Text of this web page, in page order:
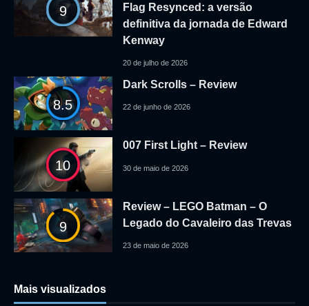
9
Flag Resynced: a versão
definitiva da jornada de Edward
Kenway
20 de julho de 2026
8.5
Dark Scrolls – Review
22 de junho de 2026
10
007 First Light – Review
30 de maio de 2026
9
Review – LEGO Batman – O
Legado do Cavaleiro das Trevas
23 de maio de 2026
Mais visualizados